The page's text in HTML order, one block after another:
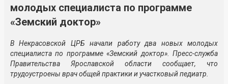
молодых специалиста по программе
«Земский доктор»
В Некрасовской ЦРБ начали работу два новых молодых
специалиста по программе «Земский доктор». Пресс-служба
Правительства Ярославской области сообщает, что
трудоустроены врач общей практики и участковый педиатр.